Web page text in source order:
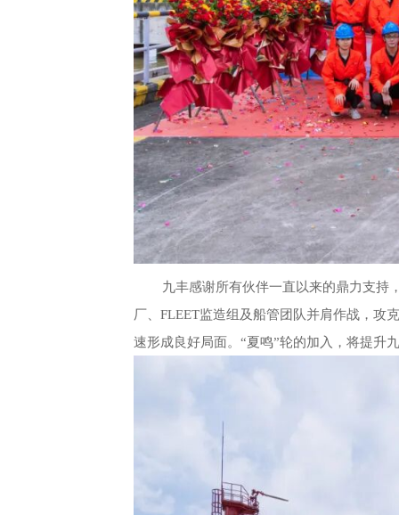
九丰感谢所有伙伴一直以来的鼎力支持
厂、FLEET监造组及船管团队并肩作战 ， 攻
速形成良好局面。“夏鸣”轮的加入，将提升